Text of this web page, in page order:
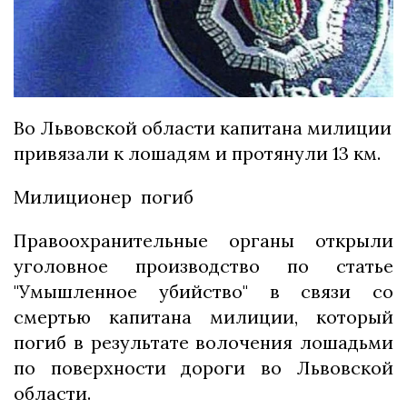
Во Львовской области капитана милиции
привязали к лошадям и протянули 13 км.
Милиционер погиб
Правоохранительные органы открыли
уголовное производство по статье
"Умышленное убийство" в связи со
смертью капитана милиции, который
погиб в результате волочения лошадьми
по поверхности дороги во Львовской
области.